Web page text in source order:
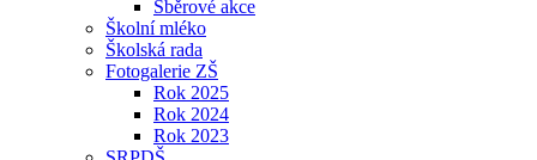
Sběrové akce
Školní mléko
Školská rada
Fotogalerie ZŠ
Rok 2025
Rok 2024
Rok 2023